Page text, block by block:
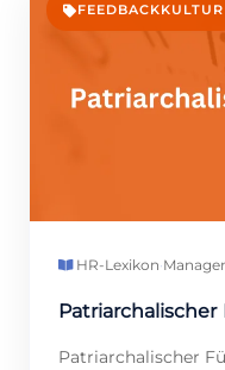
FEEDBACKKULTUR
HR-Lexikon·
Patriarchalischer